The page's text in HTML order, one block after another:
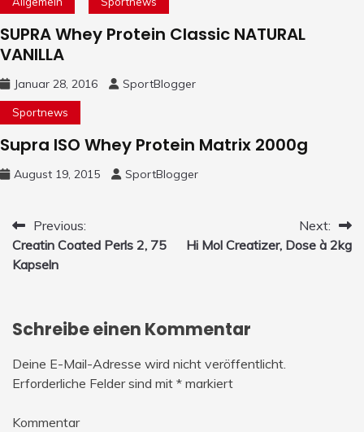
SUPRA Whey Protein Classic NATURAL
VANILLA
Januar 28, 2016 SportBlogger
Sportnews
Supra ISO Whey Protein Matrix 2000g
August 19, 2015 SportBlogger
Beitrags-
Navigation
Previous:
Creatin Coated Perls 2, 75
Kapseln
Next:
Hi Mol Creatizer, Dose à 2kg
Schreibe einen Kommentar
Deine E-Mail-Adresse wird nicht veröffentlicht.
Erforderliche Felder sind mit * markiert
Kommentar